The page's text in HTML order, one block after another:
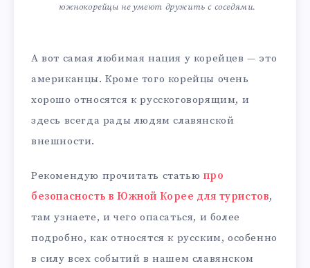
южнокорейцы не умеют дружить с соседями.
А вот самая любимая нация у корейцев — это
американцы. Кроме того корейцы очень
хорошо относятся к русскоговорящим, и
здесь всегда рады людям славянской
внешности.
Рекомендую прочитать статью про
безопасность в Южной Корее для туристов,
там узнаете, и чего опасаться, и более
подробно, как относятся к русским, особенно
в силу всех событий в нашем славянском